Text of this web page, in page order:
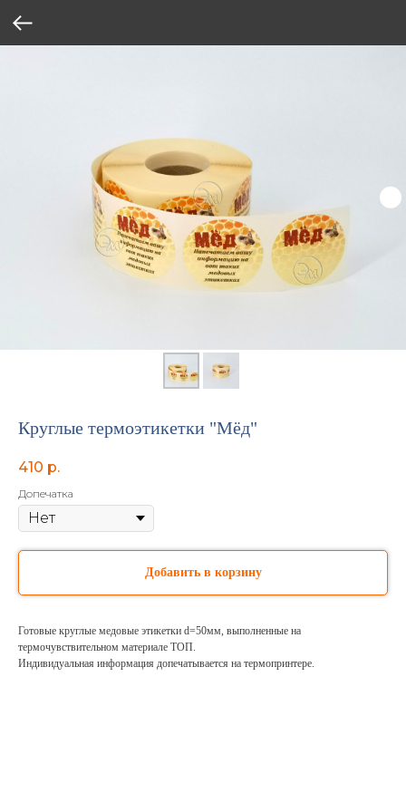
Круглые термоэтикетки "Мёд"
410 р.
Допечатка
Добавить в корзину
Готовые круглые медовые этикетки d=50мм, выполненные на
термочувствительном материале ТОП.
Индивидуальная информация допечатывается на термопринтере.